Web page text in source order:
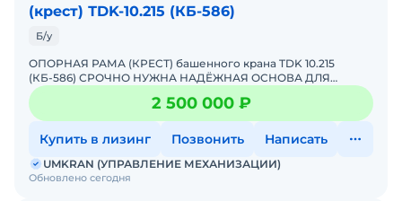
(крест) ТDK-10.215 (КБ-586)
Б/у
ОПОРНАЯ РАМА (КРЕСТ) башенного крана TDK 10.215
(КБ-586) СРОЧНО НУЖНА НАДЁЖНАЯ ОСНОВА ДЛЯ
КРАНА?Предлагаем готовое решение — опорную раму
(крест) для баше
2 500 000 ₽
Купить в лизинг Позвонить Написать
Обновлено сегодня
UMKRAN (УПРАВЛЕНИЕ МЕХАНИЗАЦИИ)